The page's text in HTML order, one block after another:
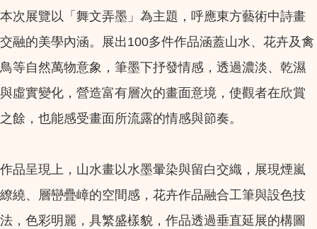
本次展覽以「舞文弄墨」為主題，呼應東方藝術中詩畫
交融的美學內涵。展出100多件作品涵蓋山水、花卉及禽
鳥等自然萬物意象，筆墨下抒發情感，透過濃淡、乾濕
與虛實變化，營造富有層次的畫面意境，使觀者在欣賞
之餘，也能感受畫面所流露的情感與節奏。
作品呈現上，山水畫以水墨暈染與留白交織，展現煙嵐
繚繞、層巒疊嶂的空間感，花卉作品融合工筆與設色技
法，色彩明麗，具繁盛樣貌，作品透過垂直延展的構圖